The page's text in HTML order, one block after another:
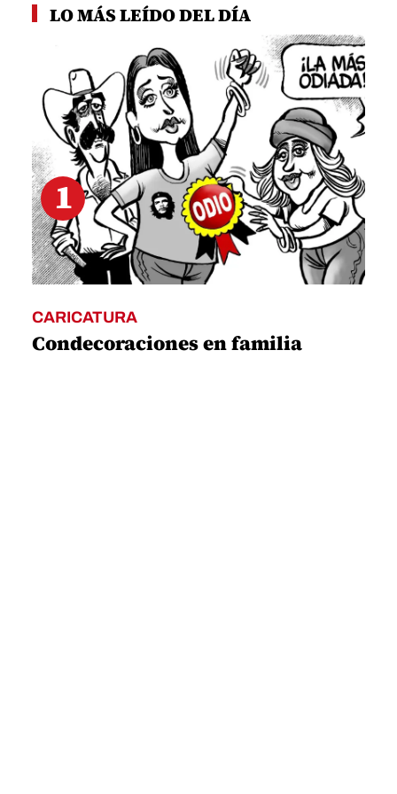
LO MÁS LEÍDO DEL DÍA
1
CARICATURA
Condecoraciones en familia